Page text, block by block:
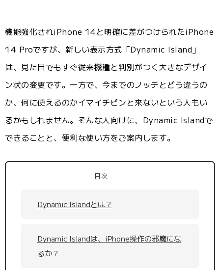
機能強化されiPhone 14と明確に差がつけられたiPhone
14 Proですが、新しい表示方式「Dynamic Island」
は、見た目でもすぐ従来機種と判別がつく大きなデザイ
ン状の変更です。一方で、今までのノッチとどう違うの
か、何に使えるのかイマイチピンと来ないという人もい
るかもしれません。そんな人向けに、Dynamic Islandで
できることと、便利な使い方をご案内します。
目次
Dynamic Islandとは？
Dynamic Islandは、iPhone操作の邪魔にな
るか？